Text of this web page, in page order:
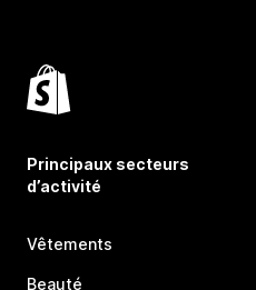
Principaux secteurs
d’activité
Vêtements
Beauté